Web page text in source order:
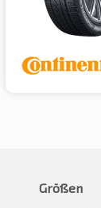
Größen